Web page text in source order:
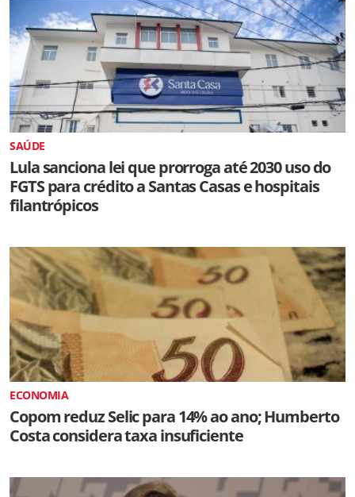
SAÚDE
Lula sanciona lei que prorroga até 2030 uso do
FGTS para crédito a Santas Casas e hospitais
filantrópicos
ECONOMIA
Copom reduz Selic para 14% ao ano; Humberto
Costa considera taxa insuficiente